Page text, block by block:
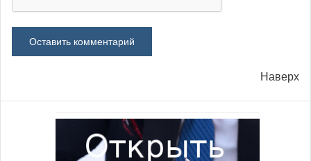
Наверх